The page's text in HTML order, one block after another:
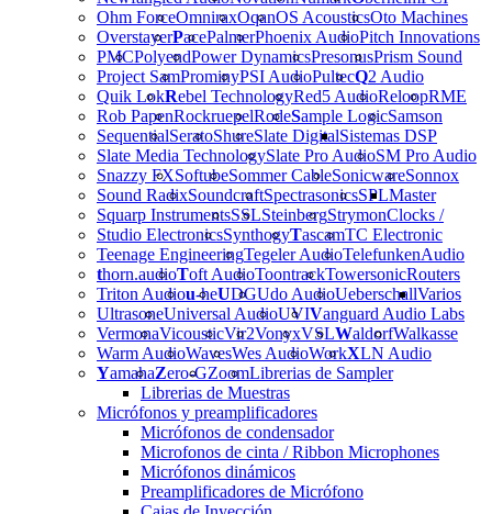
Ohm ForceOmniraxOqanOS AcousticsOto Machines
OverstayerPacePalmerPhoenix AudioPitch Innovations
PMCPolyendPower DynamicsPresonusPrism Sound
Project SamProminyPSI AudioPultecQ2 Audio
Quik LokRebel TechnologyRed5 AudioReloopRME
Rob PapenRockruepelRodeSample LogicSamson
SequentialSeratoShureSlate Digital
Slate Media TechnologySlate Pro AudioSM Pro Audio
Snazzy FXSoftubeSommer CableSonicwareSonnox
Sound RadixSoundcraftSpectrasonicsSPL
Squarp InstrumentsSSLSteinbergStrymon
Studio ElectronicsSynthogyTascamTC Electronic
Teenage EngineeringTegeler AudioTelefunken
thorn.audioToft AudioToontrackTowersonic
Triton Audiou-heUDGUdo AudioUeberschall
UltrasoneUniversal AudioUVIVanguard Audio Labs
VermonaVicousticVir2VonyxVSLWaldorfWalkasse
Warm AudioWavesWes AudioWorkXLN Audio
YamahaZero-GZoom
Sistemas DSP
Master
Clocks /
Audio
Routers
Varios
Librerias de Sampler
Librerias de Muestras
Micrófonos y preamplificadores
Micrófonos de condensador
Microfonos de cinta / Ribbon Microphones
Micrófonos dinámicos
Preamplificadores de Micrófono